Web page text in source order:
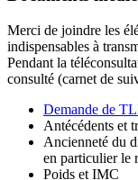
Merci de joindre les
indispensables à
Pendant la
consulté (carnet de
Demande de
Antécédents et
Ancienneté du
en particulier le
Poids et IMC